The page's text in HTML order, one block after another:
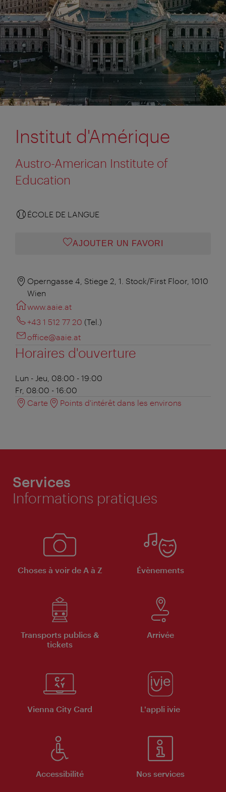
Institut d'Amérique
Austro-American Institute of
Education
ÉCOLE DE LANGUE
AJOUTER UN FAVORI
Operngasse 4, Stiege 2, 1. Stock/First Floor, 1010
Wien
www.aaie.at
+43 1 512 77 20 (Tel.)
office@aaie.at
Horaires d'ouverture
Lun - Jeu, 08:00 - 19:00
Fr, 08:00 - 16:00
Carte
Points d'intérêt dans les environs
Services
Informations pratiques
Choses à voir de A à Z Évènements
Transports publics &
tickets
Arrivée
Vienna City Card L'appli ivie
Accessibilité Nos services